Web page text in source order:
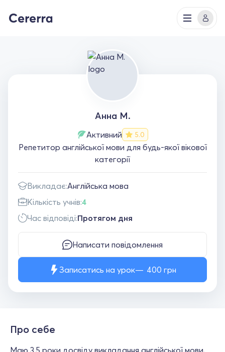
Анна М.
Активний 5.0
Репетитор англійської мови для будь-якої вікової
категорії
Викладає:Англійська мова
Кількість учнів:4
Час відповіді:Протягом дня
Написати повідомлення
Записатись на урок 400 грн
Про себе
Маю 3,5 роки досвіду викладання англійської мови,